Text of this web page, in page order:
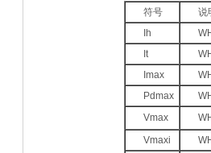
符号
说
Ih
It
Imax
Pdmax
Vmax
Vmaxi